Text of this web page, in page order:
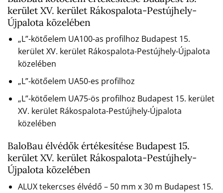
kerület XV. kerület Rákospalota-Pestújhely-
Újpalota közelében
„L”-kötőelem UA100-as profilhoz Budapest 15.
kerület XV. kerület Rákospalota-Pestújhely-Újpalota
közelében
„L”-kötőelem UA50-es profilhoz
„L”-kötőelem UA75-ös profilhoz Budapest 15. kerület
XV. kerület Rákospalota-Pestújhely-Újpalota
közelében
BaloBau élvédők értékesítése Budapest 15.
kerület XV. kerület Rákospalota-Pestújhely-
Újpalota közelében
ALUX tekercses élvédő – 50 mm x 30 m Budapest 15.